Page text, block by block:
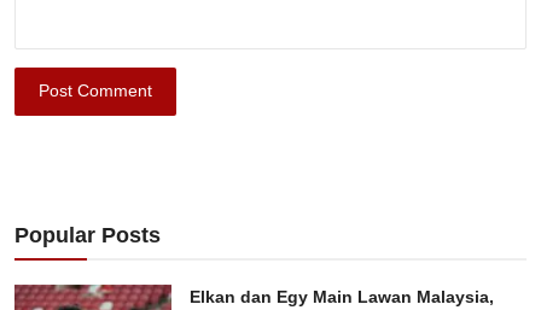
Post Comment
Popular Posts
Elkan dan Egy Main Lawan Malaysia,